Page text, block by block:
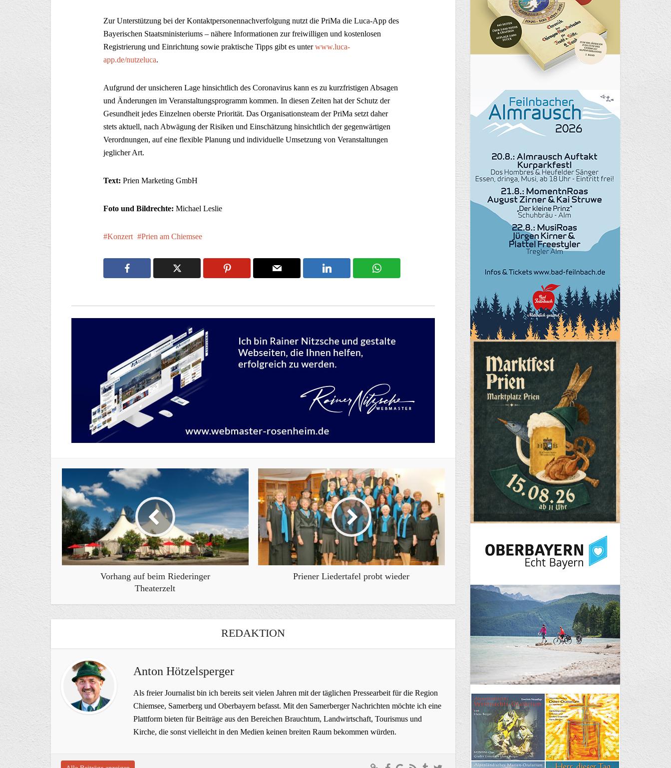
Zur Unterstützung bei der Kontaktpersonennachverfolgung nutzt die PriMa die Luca-App des
Bayerischen Staatsministeriums – nähere Informationen zur freiwilligen und kostenlosen
Registrierung und Einrichtung sowie praktische Tipps gibt es unterwww.luca-
app.de/nutzeluca.
Aufgrund der unsicheren Lage hinsichtlich des Coronavirus kann es zu kurzfristigen Absagen
und Änderungen im Veranstaltungsprogramm kommen. In diesen Zeiten hat der Schutz der
Gesundheit jedes Einzelnen oberste Priorität. Das Organisationsteam der PriMa setzt daher
stets aktuell, nach Abwägung der Risiken und Einschätzung hinsichtlich der gegenwärtigen
Verordnungen, auf eine flexible Planung und individuelle Umsetzung von Veranstaltungen
jeglicher Art.
Text: Prien Marketing GmbH
Foto und Bildrechte: Michael Leslie
Konzert Prien am Chiemsee
Vorhang auf beim Riederinger
Theaterzelt
Priener Liedertafel probt wieder
REDAKTION
Anton Hötzelsperger
Als freier Journalist bin ich bereits seit vielen Jahren mit der täglichen Pressearbeit für die Region
Chiemsee, Samerberg und Oberbayern befasst. Mit den Samerberger Nachrichten möchte ich eine
Plattform bieten für Beiträge aus den Bereichen Brauchtum, Landwirtschaft, Tourismus und
Kirche, die sonst vielleicht in den Medien keinen breiten Raum bekommen würden.